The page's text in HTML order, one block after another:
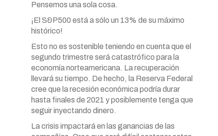
Pensemos una sola cosa.
¡El S&P500 está a sólo un 13% de su máximo
histórico!
Esto no es sostenible teniendo en cuenta que el
segundo trimestre será catastrófico para la
economía norteamericana. La recuperación
llevará su tiempo. De hecho, la Reserva Federal
cree que la recesión económica podría durar
hasta finales de 2021 y posiblemente tenga que
seguir inyectando dinero.
La crisis impactará en las ganancias de las